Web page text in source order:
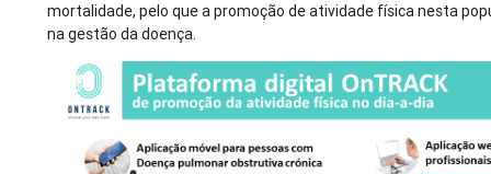
mortalidade, pelo que a promoção de atividade física nesta
na gestão da doença.